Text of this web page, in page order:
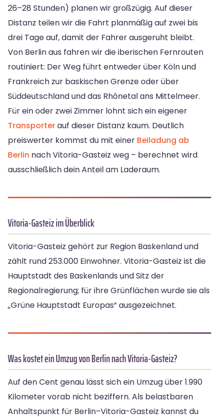
26–28 Stunden) planen wir großzügig. Auf dieser
Distanz teilen wir die Fahrt planmäßig auf zwei bis
drei Tage auf, damit der Fahrer ausgeruht bleibt.
Von Berlin aus fahren wir die iberischen Fernrouten
routiniert: Der Weg führt entweder über Köln und
Frankreich zur baskischen Grenze oder über
Süddeutschland und das Rhônetal ans Mittelmeer.
Für ein oder zwei Zimmer lohnt sich ein eigener
Transporterauf dieser Distanz kaum. Deutlich
preiswerter kommst du mit einer Beiladung ab
Berlin nach Vitoria-Gasteiz weg – berechnet wird
ausschließlich dein Anteil am Laderaum.
Vitoria-Gasteiz im Überblick
Vitoria-Gasteiz gehört zur Region Baskenland und
zählt rund 253.000 Einwohner. Vitoria-Gasteiz ist die
Hauptstadt des Baskenlands und Sitz der
Regionalregierung; für ihre Grünflächen wurde sie als
„Grüne Hauptstadt Europas“ ausgezeichnet.
Was kostet ein Umzug von Berlin nach Vitoria-Gasteiz?
Auf den Cent genau lässt sich ein Umzug über 1.990
Kilometer vorab nicht beziffern. Als belastbaren
Anhaltspunkt für Berlin–Vitoria-Gasteiz kannst du